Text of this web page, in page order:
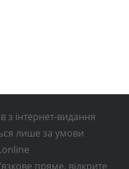
з інтернет-видання
лише за умови
пряме, відкрите